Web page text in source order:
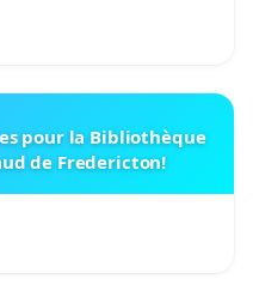
pour la Bibliothèque
de Fredericton!